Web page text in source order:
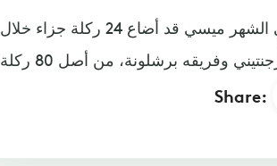
وبإضاعته ضربة الجزاء اليوم، يكون النجم الارجنتيني الشهر ميسي قد أضاع 24 ركلة جزاء خلال
Share: